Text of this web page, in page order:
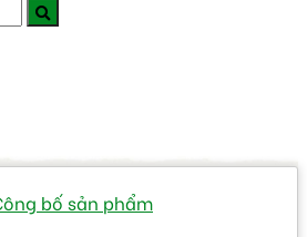
bố sản phẩm